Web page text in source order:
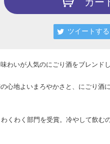
ツイートする
わいが人気のにごり酒をブレンドし
心地よいまろやかさと、にごり酒
くわく部門を受賞。冷やして飲む